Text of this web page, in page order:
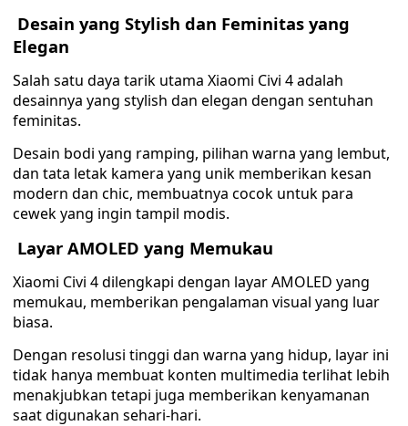
Desain yang Stylish dan Feminitas yang
Elegan
Salah satu daya tarik utama Xiaomi Civi 4 adalah
desainnya yang stylish dan elegan dengan sentuhan
feminitas.
Desain bodi yang ramping, pilihan warna yang lembut,
dan tata letak kamera yang unik memberikan kesan
modern dan chic, membuatnya cocok untuk para
cewek yang ingin tampil modis.
Layar AMOLED yang Memukau
Xiaomi Civi 4 dilengkapi dengan layar AMOLED yang
memukau, memberikan pengalaman visual yang luar
biasa.
Dengan resolusi tinggi dan warna yang hidup, layar ini
tidak hanya membuat konten multimedia terlihat lebih
menakjubkan tetapi juga memberikan kenyamanan
saat digunakan sehari-hari.